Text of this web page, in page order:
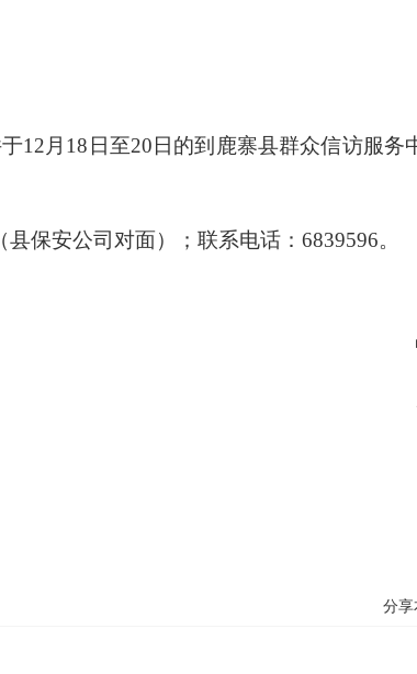
12月18日至20日的到鹿寨县群众信访服务
县保安公司对面）；联系电话：6839596
分享